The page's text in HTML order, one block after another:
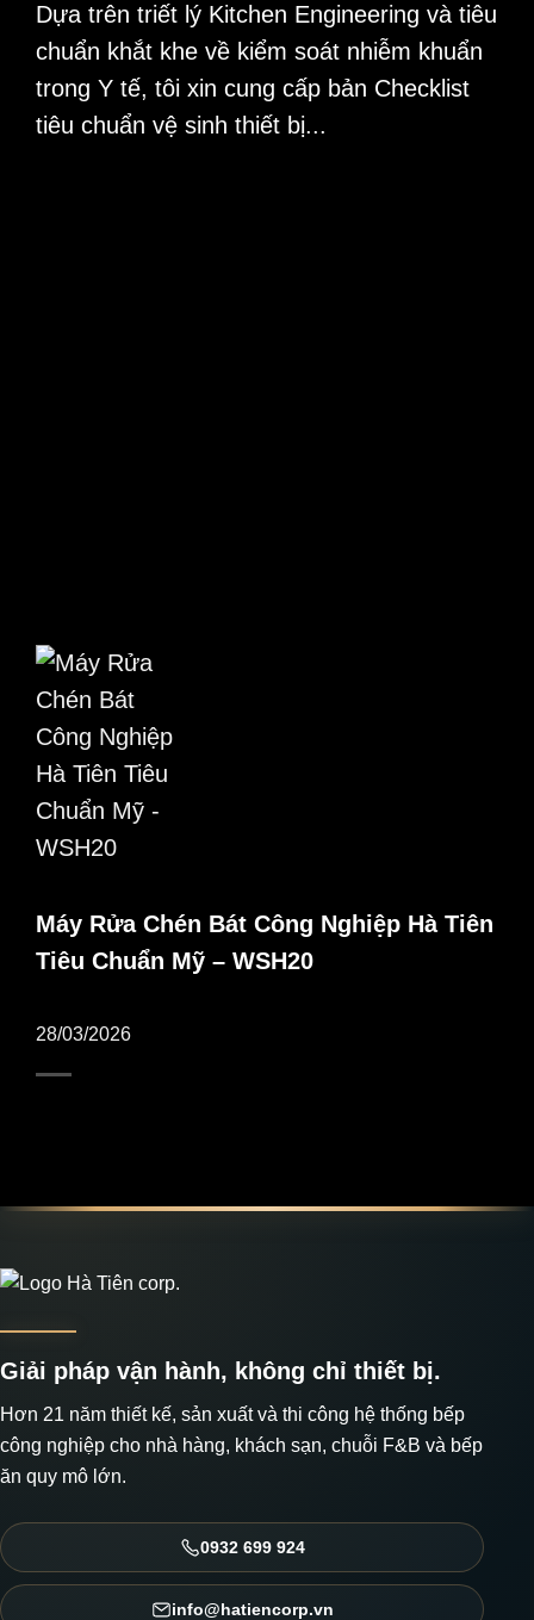
Dựa trên triết lý Kitchen Engineering và tiêu
chuẩn khắt khe về kiểm soát nhiễm khuẩn
trong Y tế, tôi xin cung cấp bản Checklist
tiêu chuẩn vệ sinh thiết bị...
Máy Rửa Chén Bát Công Nghiệp Hà Tiên
Tiêu Chuẩn Mỹ – WSH20
28/03/2026
Giải pháp vận hành, không chỉ thiết bị.
Hơn 21 năm thiết kế, sản xuất và thi công hệ thống bếp
công nghiệp cho nhà hàng, khách sạn, chuỗi F&B và bếp
ăn quy mô lớn.
0932 699 924
info@hatiencorp.vn